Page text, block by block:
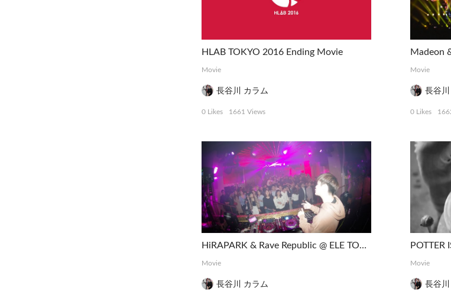
HLAB TOKYO 2016 Ending Movie
Movie
長谷川 カラム
0 Likes 1661 Views
Movie
長谷
0 Likes
HiRAPARK & Rave Republic @ ELE TOKYO
Movie
長谷川 カラム
POTTER
Movie
長谷